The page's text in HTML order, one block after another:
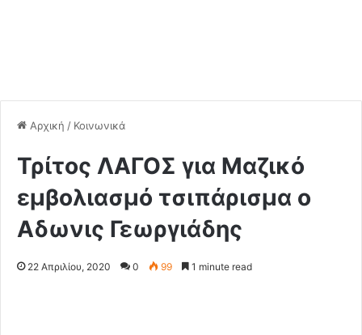
Αρχική / Κοινωνικά
Τρίτος ΛΑΓΟΣ για Μαζικό
εμβολιασμό τσιπάρισμα ο
Αδωνις Γεωργιάδης
22 Απριλίου, 2020 0 99 1 minute read